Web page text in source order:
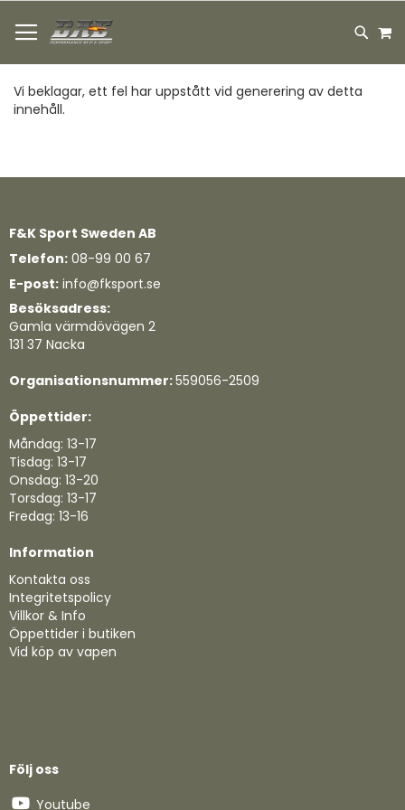
TILL
INNEHÅLLET
Vi beklagar, ett fel har uppstått vid generering av detta
innehåll.
F&K Sport Sweden AB
Telefon: 08-99 00 67
E-post: info@fksport.se
Besöksadress:
Gamla värmdövägen 2
131 37 Nacka
Organisationsnummer:559056-2509
Öppettider:
Måndag: 13-17
Tisdag: 13-17
Onsdag: 13-20
Torsdag: 13-17
Fredag: 13-16
Information
Kontakta oss
Integritetspolicy
Villkor & Info
Öppettider i butiken
Vid köp av vapen
Följ oss
Youtube